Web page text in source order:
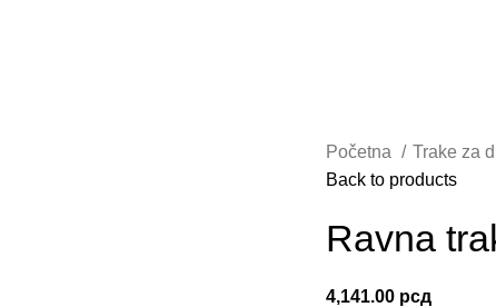
Početna Trake za
Back to products
Ravna
4,141.00 рсд